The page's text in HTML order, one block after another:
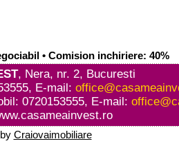
• Comision inchiriere: 40%
, Nera, nr. 2, Bucuresti
E-mail:
0720153555, E-mail:
Craiovaimobiliare